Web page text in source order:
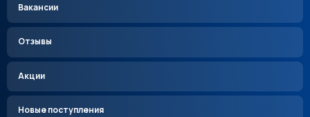
Вакансии
Отзывы
Акции
Новые поступления